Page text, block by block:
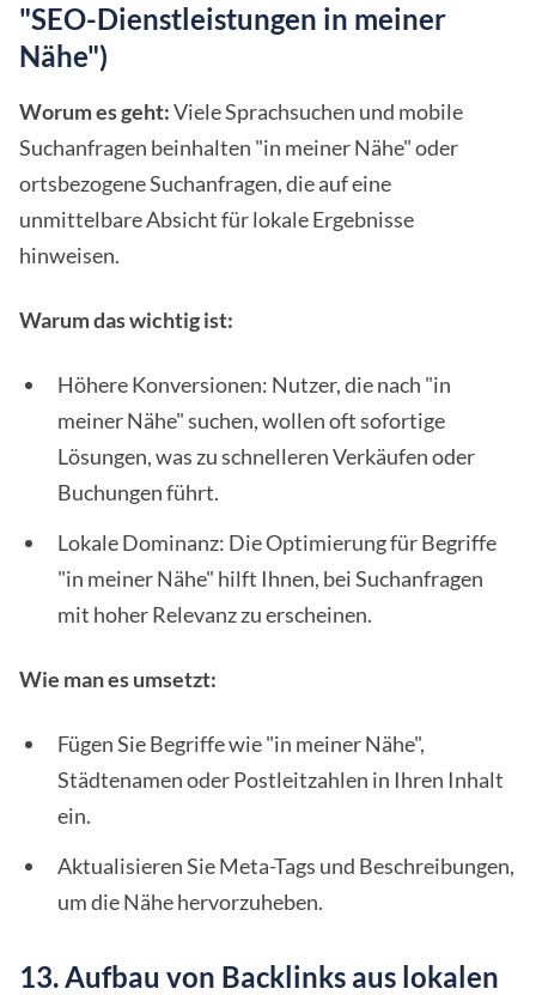
"SEO-Dienstleistungen in meiner
Nähe")
Worum es geht:Viele Sprachsuchen und mobile
Suchanfragen beinhalten "in meiner Nähe" oder
ortsbezogene Suchanfragen, die auf eine
unmittelbare Absicht für lokale Ergebnisse
hinweisen.
Warum das wichtig ist:
Höhere Konversionen: Nutzer, die nach "in
meiner Nähe" suchen, wollen oft sofortige
Lösungen, was zu schnelleren Verkäufen oder
Buchungen führt.
Lokale Dominanz: Die Optimierung für Begriffe
"in meiner Nähe" hilft Ihnen, bei Suchanfragen
mit hoher Relevanz zu erscheinen.
Wie man es umsetzt:
Fügen Sie Begriffe wie "in meiner Nähe",
Städtenamen oder Postleitzahlen in Ihren Inhalt
ein.
Aktualisieren Sie Meta-Tags und Beschreibungen,
um die Nähe hervorzuheben.
13. Aufbau von Backlinks aus lokalen